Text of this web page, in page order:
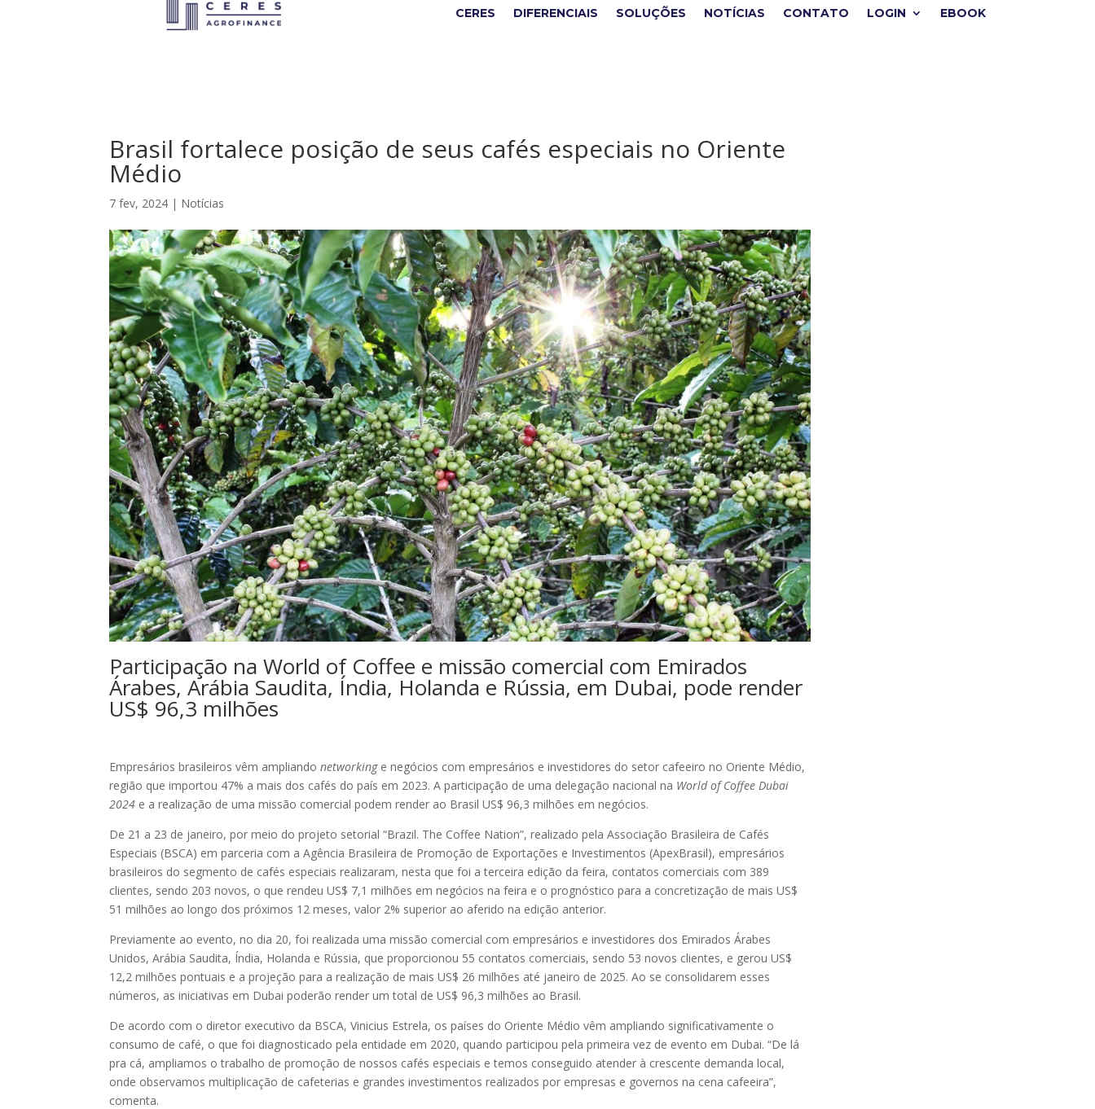
CERES DIFERENCIAIS SOLUÇÕES NOTÍCIAS CONTATO LOGIN EBOOK
Brasil fortalece posição de seus cafés especiais no Oriente
Médio
7 fev, 2024 | Notícias
Participação na World of Coffee e missão comercial com Emirados
Árabes, Arábia Saudita, Índia, Holanda e Rússia, em Dubai, pode render
US$ 96,3 milhões
Empresários brasileiros vêm ampliandonetworkinge negócios com empresários e investidores do setor cafeeiro no Oriente Médio,
região que importou 47% a mais dos cafés do país em 2023. A participação de uma delegação nacional na World of Coffee Dubai
2024 e a realização de uma missão comercial podem render ao Brasil US$ 96,3 milhões em negócios.
De 21 a 23 de janeiro, por meio do projeto setorial “Brazil. The Coffee Nation”, realizado pela Associação Brasileira de Cafés
Especiais (BSCA) em parceria com a Agência Brasileira de Promoção de Exportações e Investimentos (ApexBrasil), empresários
brasileiros do segmento de cafés especiais realizaram, nesta que foi a terceira edição da feira, contatos comerciais com 389
clientes, sendo 203 novos, o que rendeu US$ 7,1 milhões em negócios na feira e o prognóstico para a concretização de mais US$
51 milhões ao longo dos próximos 12 meses, valor 2% superior ao aferido na edição anterior.
Previamente ao evento, no dia 20, foi realizada uma missão comercial com empresários e investidores dos Emirados Árabes
Unidos, Arábia Saudita, Índia, Holanda e Rússia, que proporcionou 55 contatos comerciais, sendo 53 novos clientes, e gerou US$
12,2 milhões pontuais e a projeção para a realização de mais US$ 26 milhões até janeiro de 2025. Ao se consolidarem esses
números, as iniciativas em Dubai poderão render um total de US$ 96,3 milhões ao Brasil.
De acordo com o diretor executivo da BSCA, Vinicius Estrela, os países do Oriente Médio vêm ampliando significativamente o
consumo de café, o que foi diagnosticado pela entidade em 2020, quando participou pela primeira vez de evento em Dubai. “De lá
pra cá, ampliamos o trabalho de promoção de nossos cafés especiais e temos conseguido atender à crescente demanda local,
onde observamos multiplicação de cafeterias e grandes investimentos realizados por empresas e governos na cena cafeeira”,
comenta.